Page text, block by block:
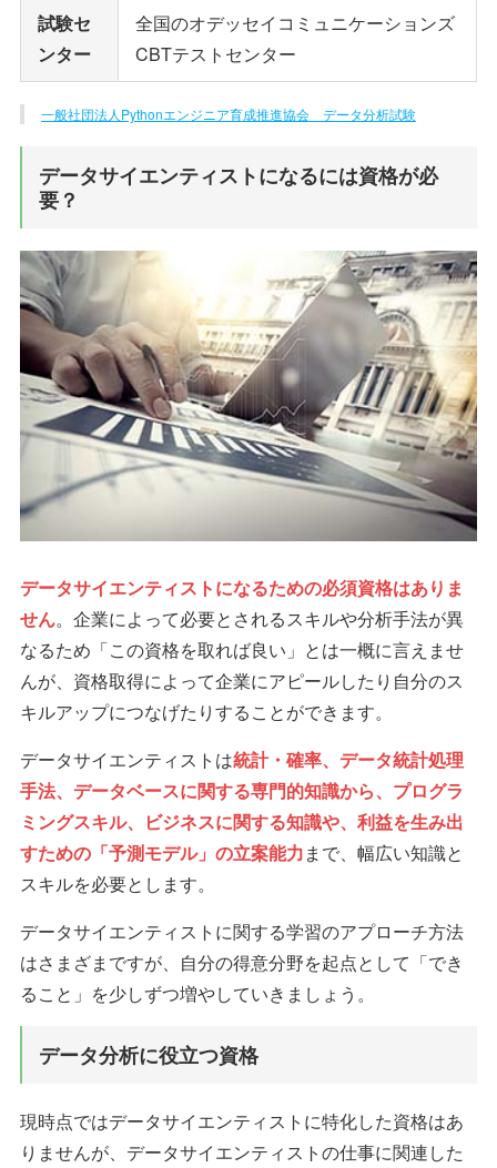
試験セ
ンター
全国のオデッセイコミュニケーションズ
CBTテストセンター
一般社団法人Pythonエンジニア育成推進協会 データ分析試験
データサイエンティストになるには資格が必
要？
データサイエンティストになるための必須資格はありま
せん。企業によって必要とされるスキルや分析手法が異
なるため「この資格を取れば良い」とは一概に言えませ
んが、資格取得によって企業にアピールしたり自分のス
キルアップにつなげたりすることができます。
データサイエンティストは統計・確率、データ統計処理
手法、データベースに関する専門的知識から、プログラ
ミングスキル、ビジネスに関する知識や、利益を生み出
すための「予測モデル」の立案能力まで、幅広い知識と
スキルを必要とします。
データサイエンティストに関する学習のアプローチ方法
はさまざまですが、自分の得意分野を起点として「でき
ること」を少しずつ増やしていきましょう。
データ分析に役立つ資格
現時点ではデータサイエンティストに特化した資格はあ
りませんが、データサイエンティストの仕事に関連した